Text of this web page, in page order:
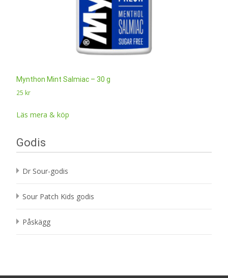
Mynthon Mint Salmiac – 30 g
25 kr
Läs mera & köp
Godis
Dr Sour-godis
Sour Patch Kids godis
Påskägg